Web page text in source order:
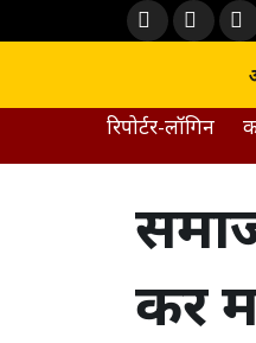
to
Face
boo
Twit
ter
ube
रिपोर्टर-लॉगिन
कर